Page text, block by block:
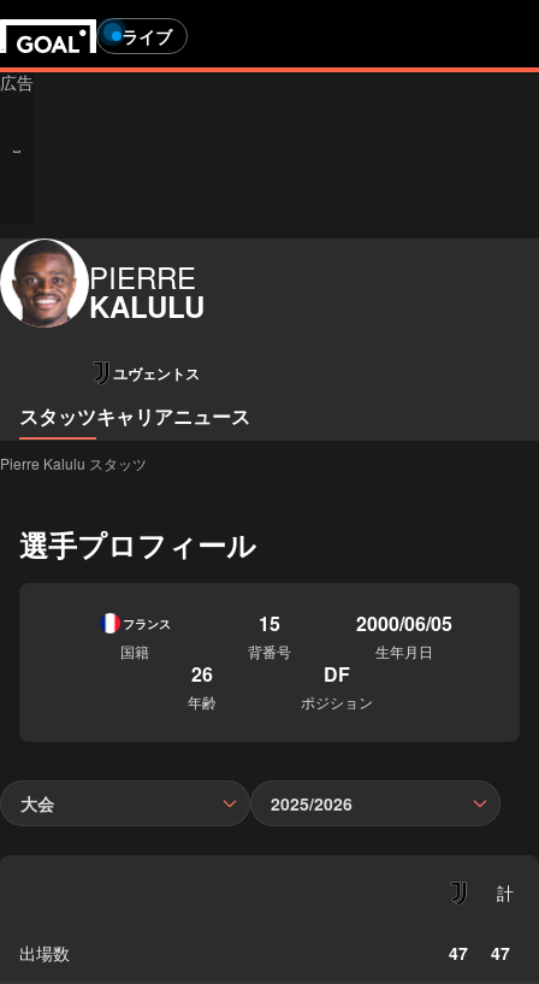
ライブ
PIERRE
KALULU
ユヴェントス
スタッツキャリアニュース
Pierre Kalulu スタッツ
選手プロフィール
フランス
国籍
15
背番号
2000/06/05
生年月日
26
年齢
DF
ポジション
大会 2025/2026
計
出場数 47 47